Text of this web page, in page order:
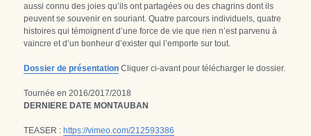
aussi connu des joies qu’ils ont partagées ou des chagrins dont ils
peuvent se souvenir en souriant. Quatre parcours individuels, quatre
histoires qui témoignent d’une force de vie que rien n’est parvenu à
vaincre et d’un bonheur d’exister qui l’emporte sur tout.
Dossier de présentation Cliquer ci-avant pour télécharger le dossier.
Tournée en 2016/2017/2018
DERNIERE DATE MONTAUBAN
TEASER : https://vimeo.com/212593386